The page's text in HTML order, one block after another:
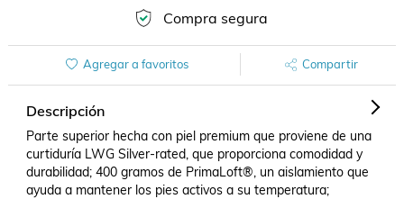
Compra segura
Agregar a favoritos Compartir
Descripción
Parte superior hecha con piel premium que proviene de una
curtiduría LWG Silver-rated, que proporciona comodidad y
durabilidad; 400 gramos de PrimaLoft®, un aislamiento que
ayuda a mantener los pies activos a su temperatura;